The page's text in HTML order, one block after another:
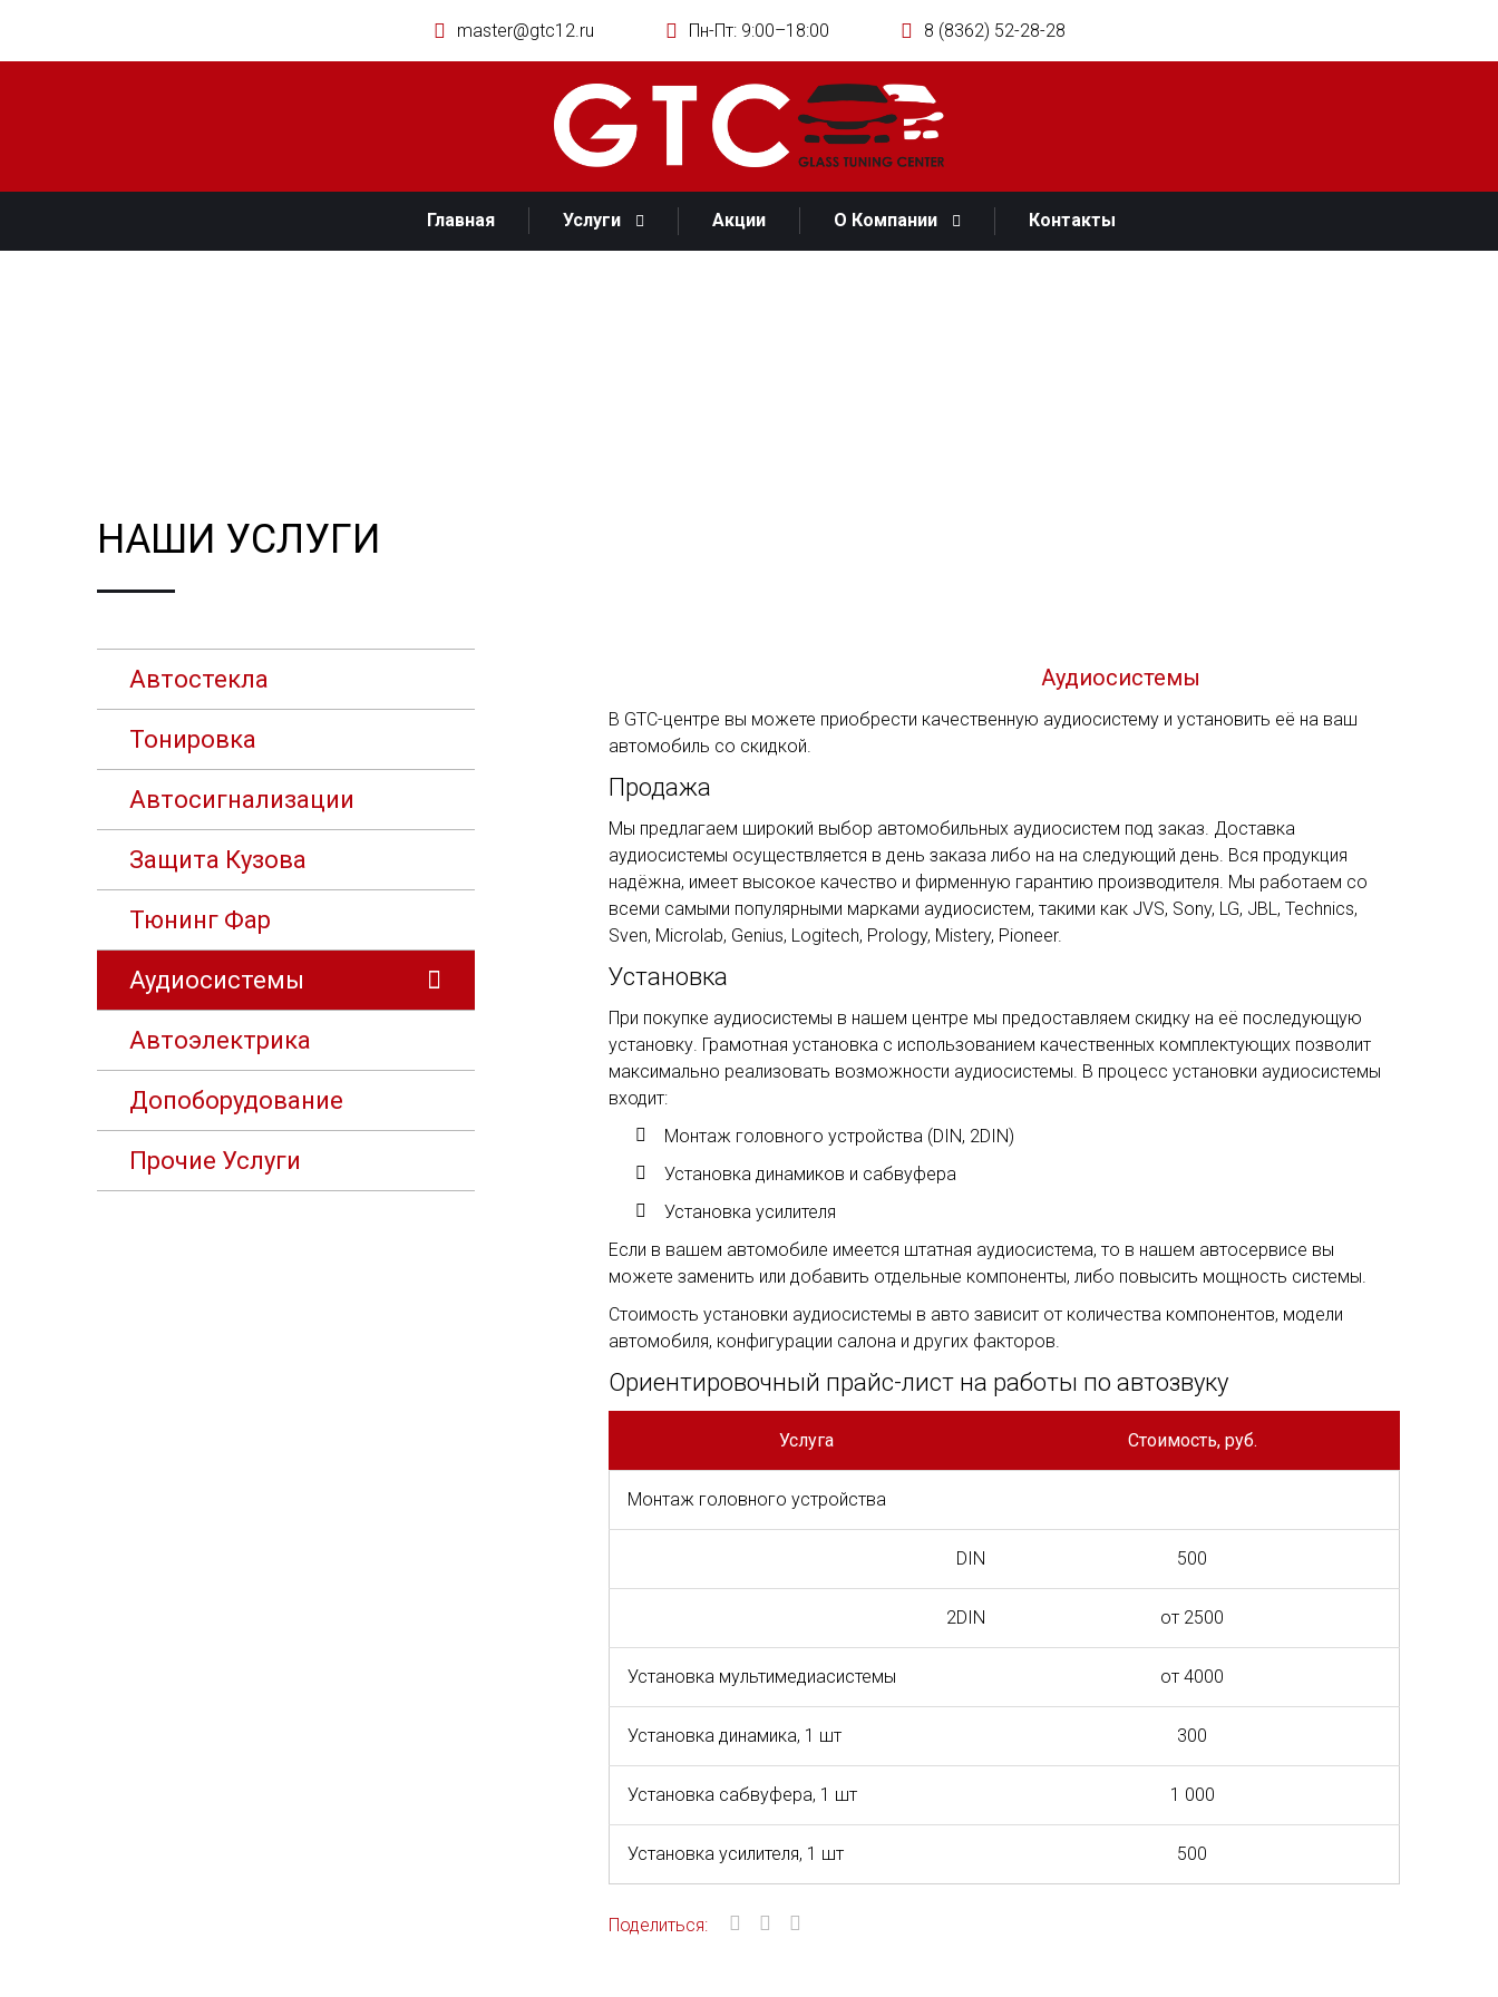
master@gtc12.ru Пн-Пт: 9:00–18:00 8 (8362) 52-28-28
Главная Услуги Акции О Компании Контакты
НАШИ УСЛУГИ
Автостекла
Тонировка
Автосигнализации
Защита Кузова
Тюнинг Фар
Аудиосистемы
Автоэлектрика
Допоборудование
Прочие Услуги
Аудиосистемы
В GTC-центре вы можете приобрести качественную аудиосистему и установить её на ваш
автомобиль со скидкой.
Продажа
Мы предлагаем широкий выбор автомобильных аудиосистем под заказ. Доставка
аудиосистемы осуществляется в день заказа либо на на следующий день. Вся продукция
надёжна, имеет высокое качество и фирменную гарантию производителя. Мы работаем со
всеми самыми популярными марками аудиосистем, такими как JVS, Sony, LG, JBL, Technics,
Sven, Microlab, Genius, Logitech, Prology, Mistery, Pioneer.
Установка
При покупке аудиосистемы в нашем центре мы предоставляем скидку на её последующую
установку. Грамотная установка с использованием качественных комплектующих позволит
максимально реализовать возможности аудиосистемы. В процесс установки аудиосистемы
входит:
Монтаж головного устройства (DIN, 2DIN)
Установка динамиков и сабвуфера
Установка усилителя
Если в вашем автомобиле имеется штатная аудиосистема, то в нашем автосервисе вы
можете заменить или добавить отдельные компоненты, либо повысить мощность системы.
Стоимость установки аудиосистемы в авто зависит от количества компонентов, модели
автомобиля, конфигурации салона и других факторов.
Ориентировочный прайс-лист на работы по автозвуку
Услуга Стоимость, руб.
Монтаж головного устройства
DIN 500
2DIN от 2500
Установка мультимедиасистемы от 4000
Установка динамика, 1 шт 300
Установка сабвуфера, 1 шт 1 000
Установка усилителя, 1 шт 500
Поделиться: